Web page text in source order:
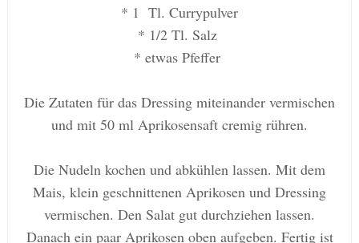
* 1 Tl. Currypulver
* 1/2 Tl. Salz
* etwas Pfeffer
Die Zutaten für das Dressing miteinander vermischen
und mit 50 ml Aprikosensaft cremig rühren.
Die Nudeln kochen und abkühlen lassen. Mit dem
Mais, klein geschnittenen Aprikosen und Dressing
vermischen. Den Salat gut durchziehen lassen.
Danach ein paar Aprikosen oben aufgeben. Fertig ist